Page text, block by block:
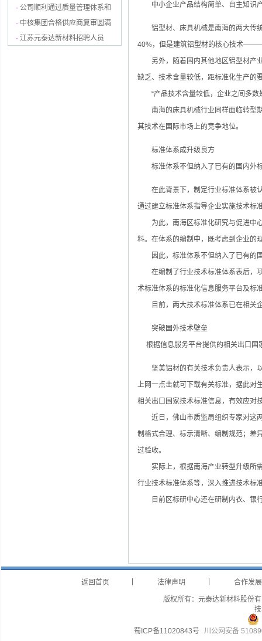
· 公司顺利通过质量管理体系和
· 中核集团合格供应商复审圆满
· 江苏元泰达新材料招聘人员
中小企业产品结构简单、自主知识产
铝型材、床具机械是南海的两大传统
40%，但是建筑铝型材的核心技术———
另外，随着国内其他地区铝型材产业
缺乏、技术含量较低，距标准化生产的
“产品技术含量较低，企业之间多数
南海的床具机械行业同样面临转型期
其技术在国际市场上的竞争地位。
标准体系成升级良方
标准体系不但纳入了已有的国内外标
在此背景下，制定行业标准体系被认
通过建立标准体系指导企业实施技术标
为此，南海区标准化研究与促进中心
料。在体系的编制中，既考虑到企业的
因此，标准体系不但纳入了已有的国
在编制了行业技术标准体系表后，
术标准体系的标准化信息服务平台及标
目前，两大技术标准体系已在相关
突破国外技术壁垒
根据信息服务平台提供的相关出口国
坚美铝材的有关技术负责人表示，以
上网一点击就可下载有关标准，据此对
相关出口国家技术标准信息，有效应对
近日，佛山市质监局组织专家对这两
制格式合理、标示清晰、编制规范；差
过验收。
实际上，根据南海产业转型升级所需
行业技术标准体系等，深入推进技术标
目前区标研中心还在研制内衣、银
返回首页 法律声明 合作发展
版权所有：元泰达新材料股份
蜀ICP备11020843号 川公网安备